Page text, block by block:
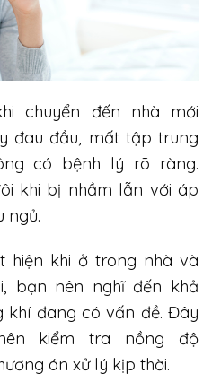
chuyển đến nhà mới
đau đầu, mất tập trung
có bệnh lý rõ ràng.
khi bị nhầm lẫn với áp
ngủ.
hiện khi ở trong nhà và
bạn nên nghĩ đến khả
khí đang có vấn đề. Đây
kiểm tra nồng độ
án xử lý kịp thời.